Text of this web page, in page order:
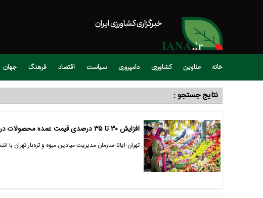
خبرگزاری کشاورزی ایران
خانه عناوین کشاورزی دامپروری سیاست اقتصاد فرهنگ جهان
نتایج جستجو :
افزایش ۳۰ تا ۳۵ درصدی قیمت عمده محصولات در خرده‌فروشی‌ها
تهران-ایانا-سازمان مدیریت میادین میوه و تره‌بار تهران